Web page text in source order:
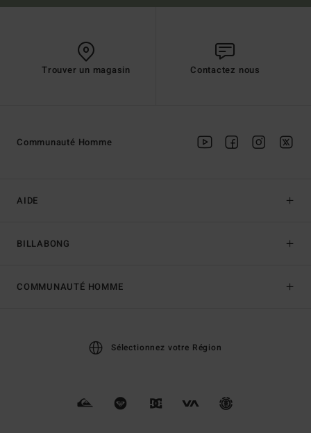
Trouver un magasin Contactez nous
AIDE
BILLABONG
Communauté Homme
COMMUNAUTÉ HOMME
Sélectionnez votre Région